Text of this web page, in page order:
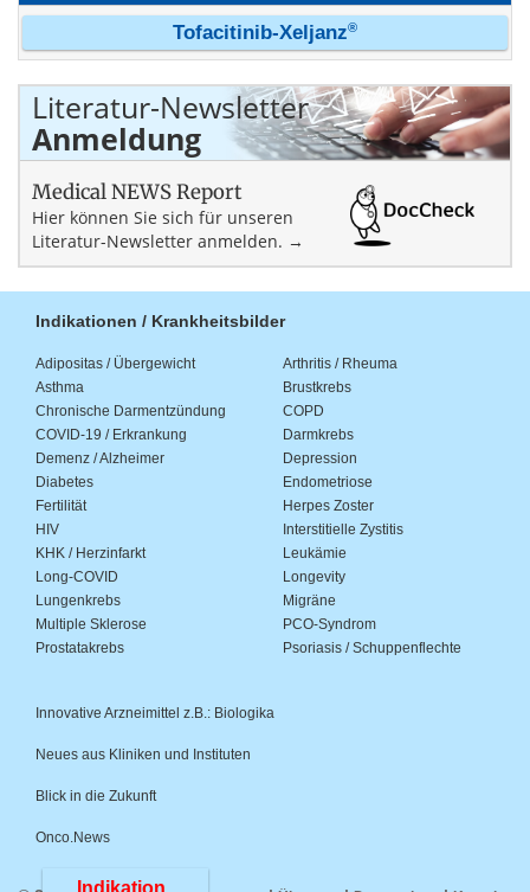
Tofacitinib-Xeljanz®
Literatur-Newsletter
Anmeldung
Medical NEWS Report
Hier können Sie sich für unseren
Literatur-Newsletter anmelden. →
Indikationen / Krankheitsbilder
Adipositas / Übergewicht
Arthritis / Rheuma
Asthma
Brustkrebs
Chronische Darmentzündung
COPD
COVID-19 / Erkrankung
Darmkrebs
Demenz / Alzheimer
Depression
Diabetes
Endometriose
Fertilität
Herpes Zoster
HIV
Interstitielle Zystitis
KHK / Herzinfarkt
Leukämie
Long-COVID
Longevity
Lungenkrebs
Migräne
Multiple Sklerose
PCO-Syndrom
Prostatakrebs
Psoriasis / Schuppenflechte
Innovative Arzneimittel z.B.: Biologika
Neues aus Kliniken und Instituten
Blick in die Zukunft
Onco.News
Indikation